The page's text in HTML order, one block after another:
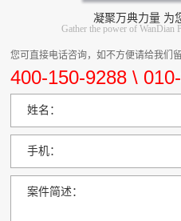
凝聚万典力量 为
Gather the power of WanDian
您可直接电话咨询，如不方便请给我们
400-150-9288 \
姓名：
手机：
案件简述：